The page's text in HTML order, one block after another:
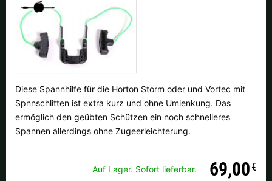
Diese Spannhilfe für die Horton Storm oder und Vortec mit
Spnnschlitten ist extra kurz und ohne Umlenkung. Das
ermöglich den geübten Schützen ein noch schnelleres
Spannen allerdings ohne Zugeerleichterung.
Auf Lager. Sofort lieferbar. 69,00€
Lettland |
Niederlande |
Portugal |€
Schweiz |Fr. Slowakei | €
Slowenien |€ Spanien |€
weitere Länder, siehe unten